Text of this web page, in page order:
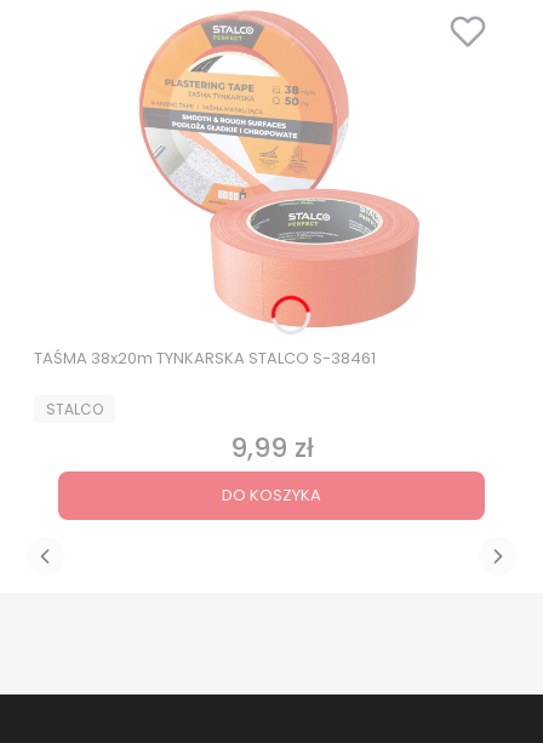
TAŚMA 38x20m TYNKARSKA STALCO S-38461
PRODUCENT
STALCO
Cena
9,99 zł
DO KOSZYKA